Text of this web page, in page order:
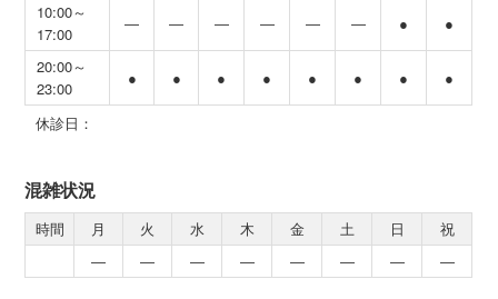
10:00～
17:00
― ― ― ― ― ― ● ●
20:00～
23:00
● ● ● ● ● ● ● ●
休診日：
混雑状況
時間 月 火 水 木 金 土 日
祝
―
― ― ― ― ― ― ―